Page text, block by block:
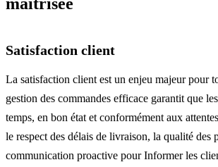
maîtrisée
Satisfaction client
La satisfaction client est un enjeu majeur pour
gestion des commandes efficace garantit que
temps, en bon état et conformément aux
le respect des délais de livraison, la qualité des
communication proactive pour Informer les